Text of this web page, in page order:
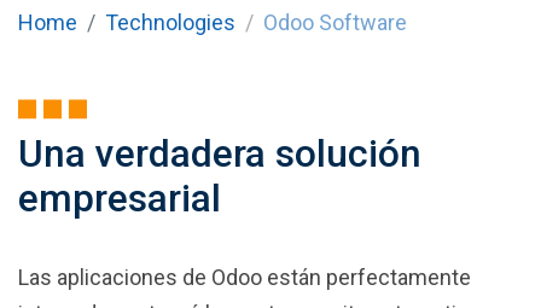
Home Technologies Odoo Software
Una verdadera solución
empresarial
Las aplicaciones de Odoo están perfectamente